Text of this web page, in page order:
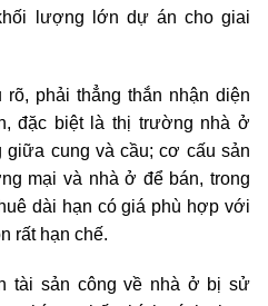
lượng lớn dự án cho giai
phải thẳng thắn nhận diện
đặc biệt là thị trường nhà ở
giữa cung và cầu; cơ cấu sản
mại và nhà ở để bán, trong
dài hạn có giá phù hợp với
rất hạn chế.
tài sản công về nhà ở bị sử